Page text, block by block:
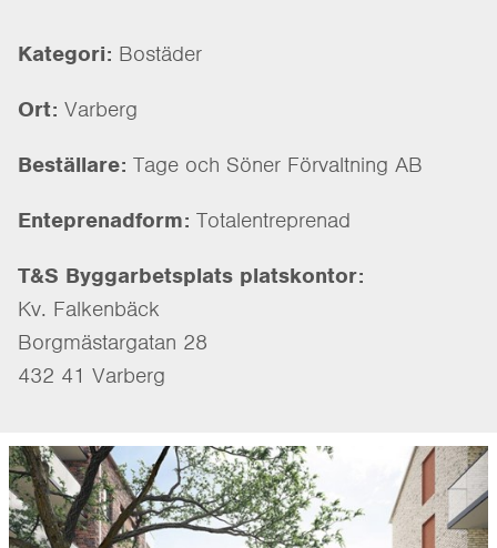
Kategori: Bostäder
Ort: Varberg
Beställare: Tage och Söner Förvaltning AB
Enteprenadform: Totalentreprenad
T&S Byggarbetsplats platskontor:
Kv. Falkenbäck
Borgmästargatan 28
432 41 Varberg